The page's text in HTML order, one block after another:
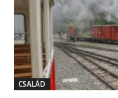
CSALÁD